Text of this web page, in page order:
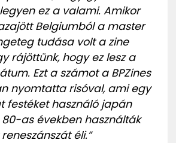
ez a valami. Amikor
Belgiumból a master
tudása volt a zine
rájöttünk, hogy ez lesz a
Ezt a számot a BPZines
nyomtatta risóval, ami egy
festéket használó japán
as években használták
éli.”